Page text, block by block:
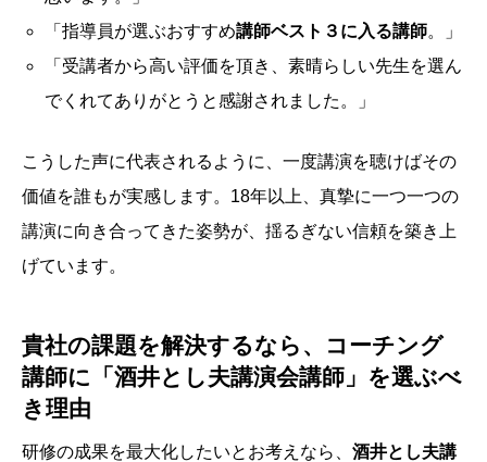
「指導員が選ぶおすすめ講師ベスト３に入る講師。」
「受講者から高い評価を頂き、素晴らしい先生を選ん
でくれてありがとうと感謝されました。」
こうした声に代表されるように、一度講演を聴けばその
価値を誰もが実感します。18年以上、真摯に一つ一つの
講演に向き合ってきた姿勢が、揺るぎない信頼を築き上
げています。
貴社の課題を解決するなら、コーチング
講師に「酒井とし夫講演会講師」を選ぶべ
き理由
研修の成果を最大化したいとお考えなら、 酒井とし夫講